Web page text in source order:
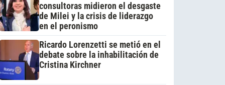
consultoras midieron el desgaste
de Milei y la crisis de liderazgo
en el peronismo
Ricardo Lorenzetti se metió en el
debate sobre la inhabilitación de
Cristina Kirchner